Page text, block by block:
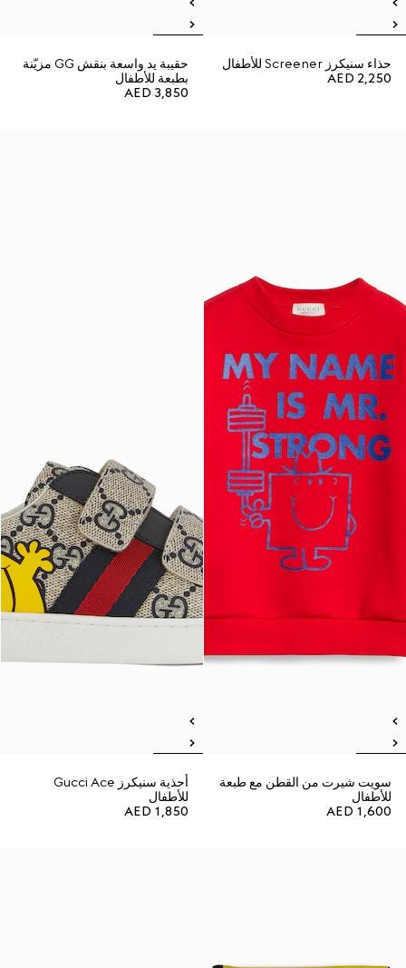
حذاء سنيكرز Screener للأطفال
AED 2,250
حقيبة يد واسعة بنقش GG مزيّنة
بطبعة للأطفال
AED 3,850
سويت شيرت من القطن مع طبعة
للأطفال
AED 1,600
أحذية سنيكرز Gucci Ace
للأطفال
AED 1,850